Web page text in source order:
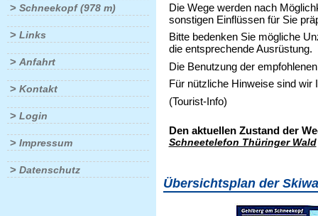
> Schneekopf (978 m)
> Links
> Anfahrt
> Kontakt
> Login
> Impressum
> Datenschutz
Die Wege werden nach
sonstigen Einflüssen für Sie
Bitte bedenken Sie mögliche
die entsprechende Ausrüstung.
Die Benutzung der
Für nützliche Hinweise sind wir
(Tourist-Info)
Den aktuellen Zustand der
Schneetelefon Thüringer Wald
Übersichtsplan der